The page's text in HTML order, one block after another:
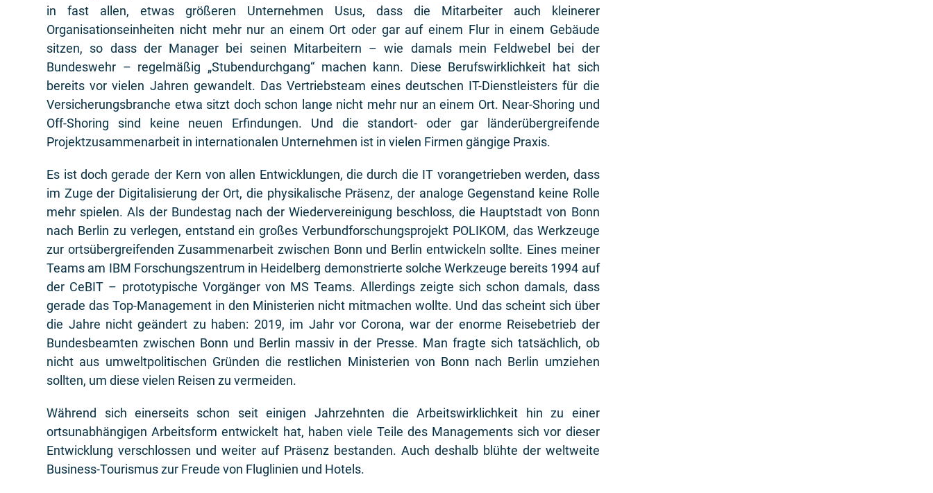
in fast allen, etwas größeren Unternehmen Usus, dass die Mitarbeiter auch kleinerer
Organisationseinheiten nicht mehr nur an einem Ort oder gar auf einem Flur in einem Gebäude
sitzen, so dass der Manager bei seinen Mitarbeitern – wie damals mein Feldwebel bei der
Bundeswehr – regelmäßig „Stubendurchgang“ machen kann. Diese Berufswirklichkeit hat sich
bereits vor vielen Jahren gewandelt. Das Vertriebsteam eines deutschen IT-Dienstleisters für die
Versicherungsbranche etwa sitzt doch schon lange nicht mehr nur an einem Ort. Near-Shoring und
Off-Shoring sind keine neuen Erfindungen. Und die standort- oder gar länderübergreifende
Projektzusammenarbeit in internationalen Unternehmen ist in vielen Firmen gängige Praxis.
Es ist doch gerade der Kern von allen Entwicklungen, die durch die IT vorangetrieben werden, dass
im Zuge der Digitalisierung der Ort, die physikalische Präsenz, der analoge Gegenstand keine Rolle
mehr spielen. Als der Bundestag nach der Wiedervereinigung beschloss, die Hauptstadt von Bonn
nach Berlin zu verlegen, entstand ein großes Verbundforschungsprojekt POLIKOM, das Werkzeuge
zur ortsübergreifenden Zusammenarbeit zwischen Bonn und Berlin entwickeln sollte. Eines meiner
Teams am IBM Forschungszentrum in Heidelberg demonstrierte solche Werkzeuge bereits 1994 auf
der CeBIT – prototypische Vorgänger von MS Teams. Allerdings zeigte sich schon damals, dass
gerade das Top-Management in den Ministerien nicht mitmachen wollte. Und das scheint sich über
die Jahre nicht geändert zu haben: 2019, im Jahr vor Corona, war der enorme Reisebetrieb der
Bundesbeamten zwischen Bonn und Berlin massiv in der Presse. Man fragte sich tatsächlich, ob
nicht aus umweltpolitischen Gründen die restlichen Ministerien von Bonn nach Berlin umziehen
sollten, um diese vielen Reisen zu vermeiden.
Während sich einerseits schon seit einigen Jahrzehnten die Arbeitswirklichkeit hin zu einer
ortsunabhängigen Arbeitsform entwickelt hat, haben viele Teile des Managements sich vor dieser
Entwicklung verschlossen und weiter auf Präsenz bestanden. Auch deshalb blühte der weltweite
Business-Tourismus zur Freude von Fluglinien und Hotels.